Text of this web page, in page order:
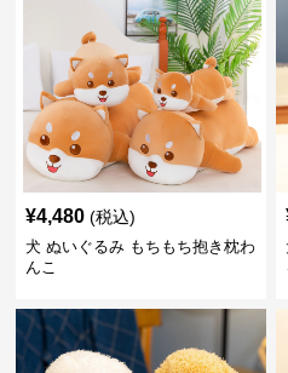
¥4,480 (税込)
犬 ぬいぐるみ もちもち抱き枕わ
んこ